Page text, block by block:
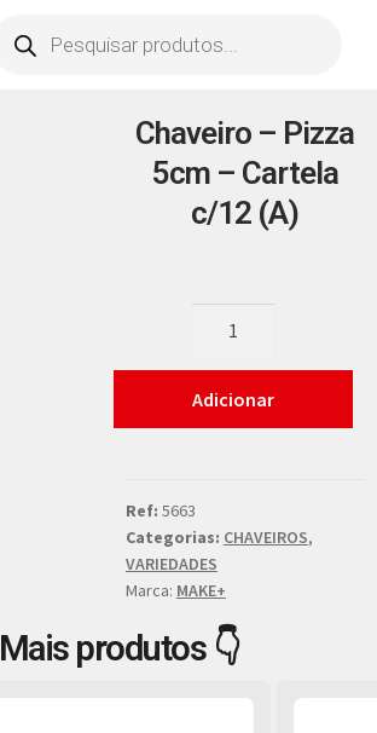
Chaveiro – Pizza
5cm – Cartela
c/12 (A)
Adicionar
Ref: 5663
Categorias: CHAVEIROS,
VARIEDADES
Marca: MAKE+
Mais produtos 👇